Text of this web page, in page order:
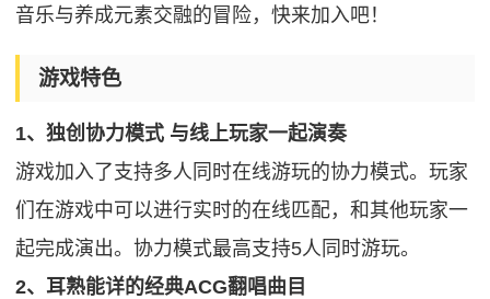
音乐与养成元素交融的冒险，快来加入吧！
游戏特色
1、独创协力模式 与线上玩家一起演奏
游戏加入了支持多人同时在线游玩的协力模式。玩家
们在游戏中可以进行实时的在线匹配，和其他玩家一
起完成演出。协力模式最高支持5人同时游玩。
2、耳熟能详的经典ACG翻唱曲目